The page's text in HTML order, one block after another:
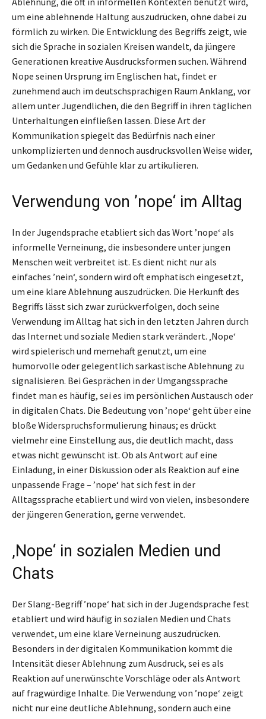
um eine ablehnende Haltung auszudrücken, ohne dabei zu
förmlich zu wirken. Die Entwicklung des Begriffs zeigt, wie
sich die Sprache in sozialen Kreisen wandelt, da jüngere
Generationen kreative Ausdrucksformen suchen. Während
Nope seinen Ursprung im Englischen hat, findet er
zunehmend auch im deutschsprachigen Raum Anklang, vor
allem unter Jugendlichen, die den Begriff in ihren täglichen
Unterhaltungen einfließen lassen. Diese Art der
Kommunikation spiegelt das Bedürfnis nach einer
unkomplizierten und dennoch ausdrucksvollen Weise wider,
um Gedanken und Gefühle klar zu artikulieren.
Verwendung von ’nope‘ im Alltag
In der Jugendsprache etabliert sich das Wort ’nope‘ als
informelle Verneinung, die insbesondere unter jungen
Menschen weit verbreitet ist. Es dient nicht nur als
einfaches ’nein‘, sondern wird oft emphatisch eingesetzt,
um eine klare Ablehnung auszudrücken. Die Herkunft des
Begriffs lässt sich zwar zurückverfolgen, doch seine
Verwendung im Alltag hat sich in den letzten Jahren durch
das Internet und soziale Medien stark verändert. ‚Nope‘
wird spielerisch und memehaft genutzt, um eine
humorvolle oder gelegentlich sarkastische Ablehnung zu
signalisieren. Bei Gesprächen in der Umgangssprache
findet man es häufig, sei es im persönlichen Austausch oder
in digitalen Chats. Die Bedeutung von ’nope‘ geht über eine
bloße Widerspruchsformulierung hinaus; es drückt
vielmehr eine Einstellung aus, die deutlich macht, dass
etwas nicht gewünscht ist. Ob als Antwort auf eine
Einladung, in einer Diskussion oder als Reaktion auf eine
unpassende Frage – ’nope‘ hat sich fest in der
Alltagssprache etabliert und wird von vielen, insbesondere
der jüngeren Generation, gerne verwendet.
‚Nope‘ in sozialen Medien und
Chats
Der Slang-Begriff ’nope‘ hat sich in der Jugendsprache fest
etabliert und wird häufig in sozialen Medien und Chats
verwendet, um eine klare Verneinung auszudrücken.
Besonders in der digitalen Kommunikation kommt die
Intensität dieser Ablehnung zum Ausdruck, sei es als
Reaktion auf unerwünschte Vorschläge oder als Antwort
auf fragwürdige Inhalte. Die Verwendung von ’nope‘ zeigt
nicht nur eine deutliche Ablehnung, sondern auch eine